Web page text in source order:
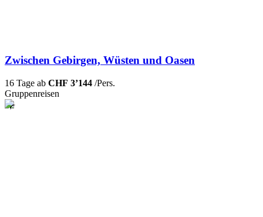
Zwischen Gebirgen, Wüsten und Oasen
16 Tage ab CHF 3’144 /Pers.
Gruppenreisen